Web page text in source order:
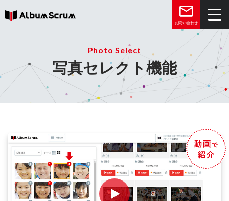
お問い合わせ
トップ
メディア
よくある質問
Photo Select
写真セレクト機能